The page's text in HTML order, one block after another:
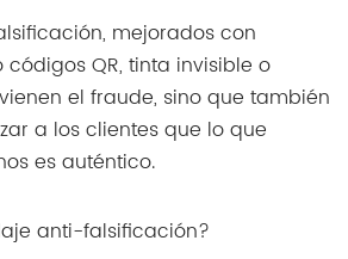
mejorados con
QR, tinta invisible o
el fraude, sino que también
a los clientes que lo que
es auténtico.
anti-falsificación?